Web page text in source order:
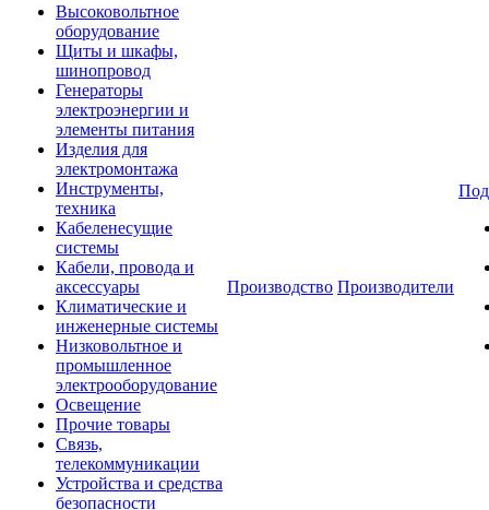
Высоковольтное
оборудование
Щиты и шкафы,
шинопровод
Генераторы
электроэнергии и
элементы питания
Изделия для
электромонтажа
Инструменты,
техника
Кабеленесущие
системы
Кабели, провода и
аксессуары
Климатические и
инженерные системы
Низковольтное и
промышленное
электрооборудование
Освещение
Прочие товары
Связь,
телекоммуникации
Устройства и средства
безопасности
Производство Производители